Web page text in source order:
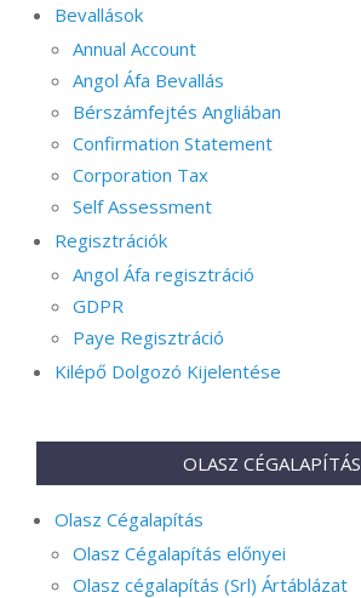
Bevallások
Annual Account
Angol Áfa Bevallás
Bérszámfejtés Angliában
Confirmation Statement
Corporation Tax
Self Assessment
Regisztrációk
Angol Áfa regisztráció
GDPR
Paye Regisztráció
Kilépő Dolgozó Kijelentése
OLASZ CÉGALAPÍTÁS
Olasz Cégalapítás
Olasz Cégalapítás előnyei
Olasz cégalapítás (Srl) Ártáblázat